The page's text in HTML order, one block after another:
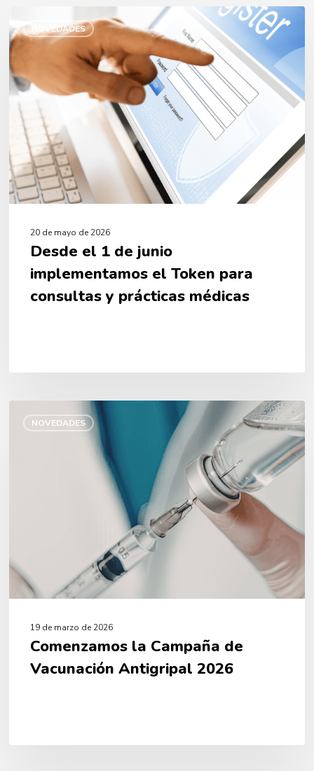
NOVEDADES
el
1
de
junio
implementamos
el
Token
para
consultas
y
prácticas
médicas
20 de mayo de 2026
Desde el 1 de junio
implementamos el Token para
consultas y prácticas médicas
NOVEDADES
19 de marzo de 2026
Comenzamos la Campaña de
Vacunación Antigripal 2026